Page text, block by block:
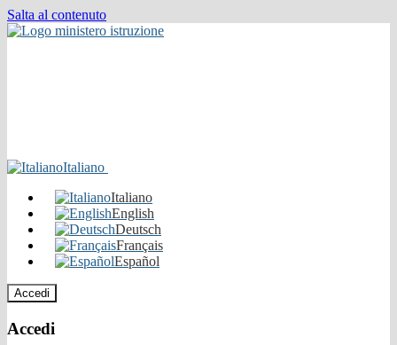
Salta al contenuto
Italiano
Italiano
English
Deutsch
Français
Español
Accedi
Accedi